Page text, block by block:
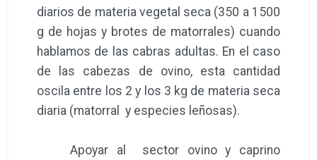
diarios de materia vegetal seca (350 a 1500
g de hojas y brotes de matorrales) cuando
hablamos de las cabras adultas. En el caso
de las cabezas de ovino, esta cantidad
oscila entre los 2 y los 3 kg de materia seca
diaria (matorral y especies leñosas).
Apoyar al sector ovino y caprino